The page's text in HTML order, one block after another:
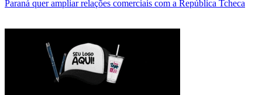
Paraná quer ampliar relações comerciais com a República Tcheca